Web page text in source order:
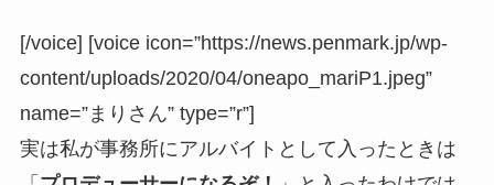
[/voice] [voice icon=”https://news.penmark.jp/wp-
content/uploads/2020/04/oneapo_mariP1.jpeg”
name=”まりさん” type=”r”]
実は私が事務所にアルバイトとして入ったときは